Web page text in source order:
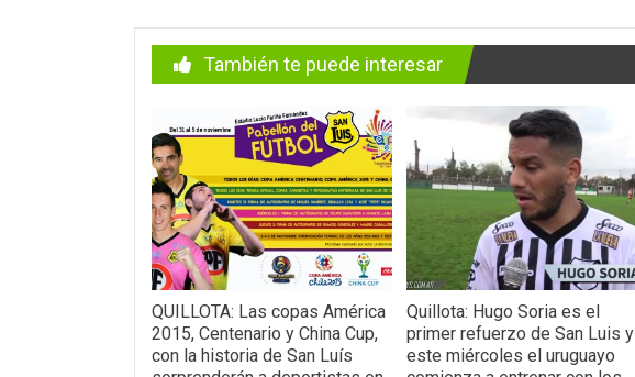
También te puede interesar
QUILLOTA: Las copas América
2015, Centenario y China Cup,
con la historia de San Luís
Quillota: Hugo Soria es el
primer refuerzo de San Luis y
este miércoles el uruguayo